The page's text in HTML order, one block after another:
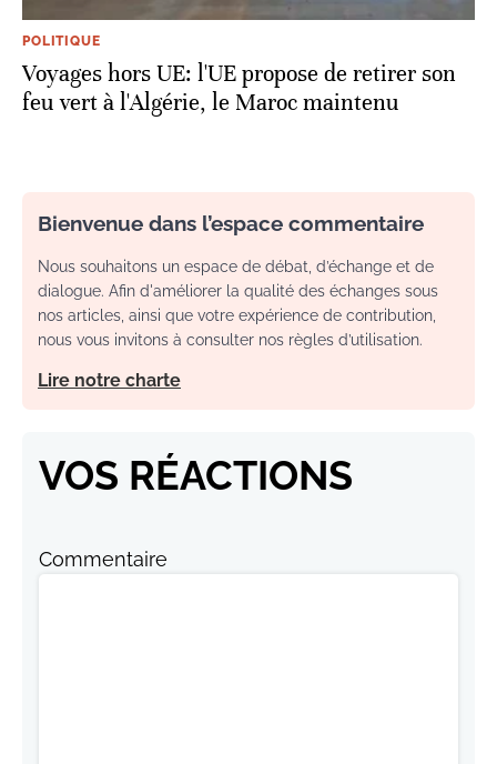
POLITIQUE
Voyages hors UE: l'UE propose de retirer son
feu vert à l'Algérie, le Maroc maintenu
Bienvenue dans l’espace commentaire
Nous souhaitons un espace de débat, d’échange et de
dialogue. Afin d'améliorer la qualité des échanges sous
nos articles, ainsi que votre expérience de contribution,
nous vous invitons à consulter nos règles d’utilisation.
Lire notre charte
VOS RÉACTIONS
Commentaire